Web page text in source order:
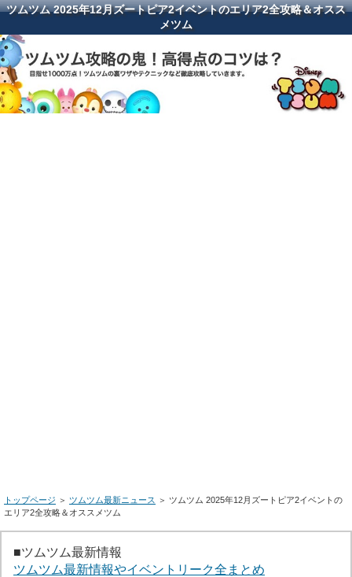
ツムツム 2025年12月ズートピア2イベントのエリア2全攻略＆オスス
メツム
トップページ ＞ ツムツム最新ニュース
＞ ツムツム 2025年12月ズートピア2イベントの
エリア2全攻略＆オススメツム
■ツムツム最新情報
ツムツム最新情報やイベントリーク全まとめ